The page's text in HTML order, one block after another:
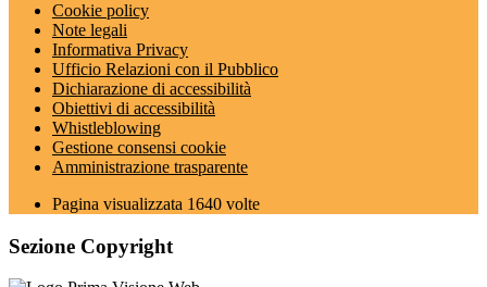
Cookie policy
Note legali
Informativa Privacy
Ufficio Relazioni con il Pubblico
Dichiarazione di accessibilità
Obiettivi di accessibilità
Whistleblowing
Gestione consensi cookie
Amministrazione trasparente
Pagina visualizzata 1640 volte
Sezione Copyright